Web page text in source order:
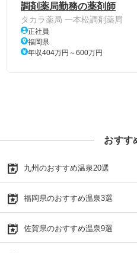
調剤薬局勤務の薬剤師
タカラ薬局 一本松調剤薬局
正社員
福岡県
年収404万円～600万円
おすす
九州のおすすめ温泉20選
福岡県のおすすめ温泉3選
佐賀県のおすすめ温泉9選